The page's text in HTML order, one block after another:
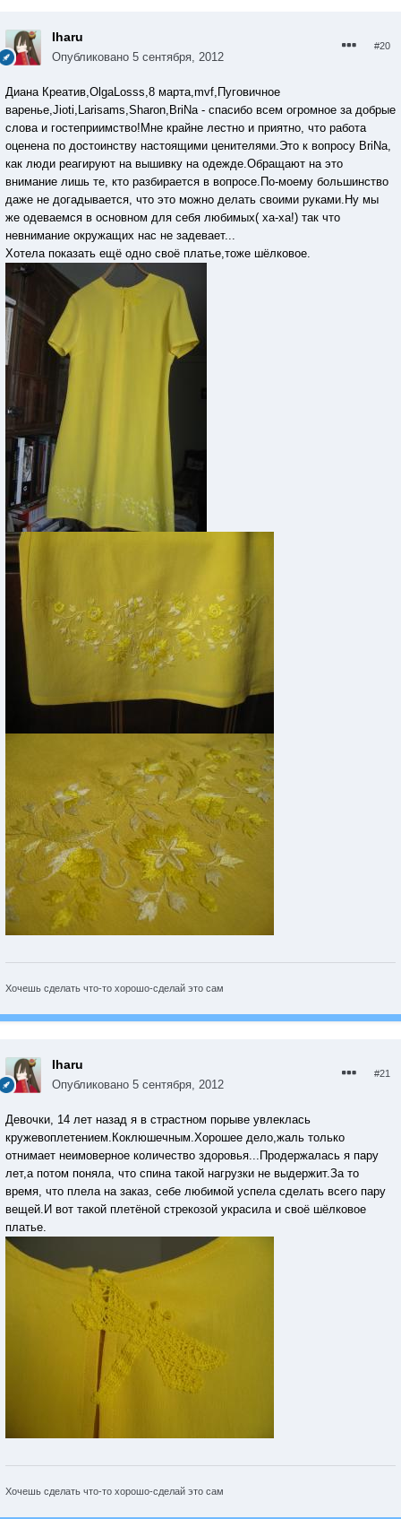
Iharu
Опубликовано 5 сентября, 2012
#20
Диана Креатив,OlgaLosss,8 марта,mvf,Пуговичное
варенье,Jioti,Larisams,Sharon,BriNa - спасибо всем огромное за добрые
слова и гостеприимство!Мне крайне лестно и приятно, что работа
оценена по достоинству настоящими ценителями.Это к вопросу BriNa,
как люди реагируют на вышивку на одежде.Обращают на это
внимание лишь те, кто разбирается в вопросе.По-моему большинство
даже не догадывается, что это можно делать своими руками.Ну мы
же одеваемся в основном для себя любимых( ха-ха!) так что
невнимание окружащих нас не задевает...
Хотела показать ещё одно своё платье,тоже шёлковое.
Хочешь сделать что-то хорошо-сделай это сам
Iharu
Опубликовано 5 сентября, 2012
#21
Девочки, 14 лет назад я в страстном порыве увлеклась
кружевоплетением.Коклюшечным.Хорошее дело,жаль только
отнимает неимоверное количество здоровья...Продержалась я пару
лет,а потом поняла, что спина такой нагрузки не выдержит.За то
время, что плела на заказ, себе любимой успела сделать всего пару
вещей.И вот такой плетёной стрекозой украсила и своё шёлковое
платье.
Хочешь сделать что-то хорошо-сделай это сам